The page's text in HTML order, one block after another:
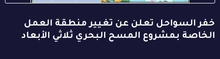
خفر السواحل تعلن عن تغيير منطقة العمل
الخاصة بمشروع المسح البحري ثلاثي الأبعاد